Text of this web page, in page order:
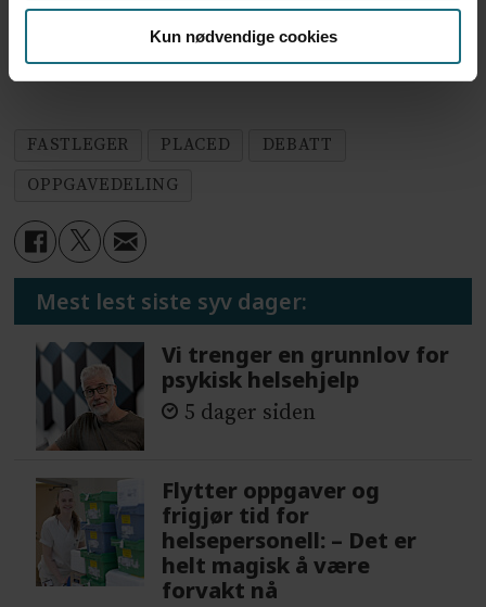
Kun nødvendige cookies
primary care: a qualitative study. JAMA
Intern Med. 2020;180(3):395-401.
FASTLEGER PLACED
DEBATT
OPPGAVEDELING
Mest lest siste syv dager:
Vi trenger en grunnlov for
psykisk helsehjelp
5 dager siden
Flytter oppgaver og
frigjør tid for
helsepersonell: – Det er
helt magisk å være
forvakt nå